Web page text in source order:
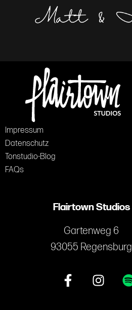
Impressum
Datenschutz
Tonstudio-Blog
FAQs
Flairtown Studios
Gartenweg 6
93055 Regensburg